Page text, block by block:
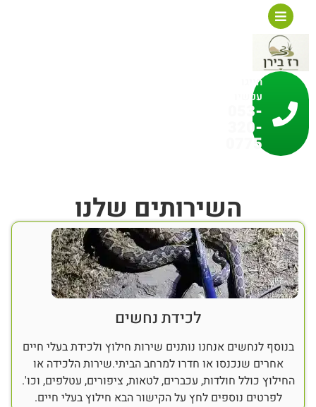
חייגו
עכשיו
053-
320-
0775
השירותים שלנו
לכידת נחשים
בנוסף לנחשים אנחנו נותנים שירות חילוץ ולכידת בעלי חיים
אחרים שנכנסו או חדרו למרחב הביתי.שירות הלכידה או
החילוץ כולל חולדות, עכברים, לטאות, ציפורים, עטלפים, וכו'.
לפרטים נוספים לחץ על הקישור הבא חילוץ בעלי חיים.